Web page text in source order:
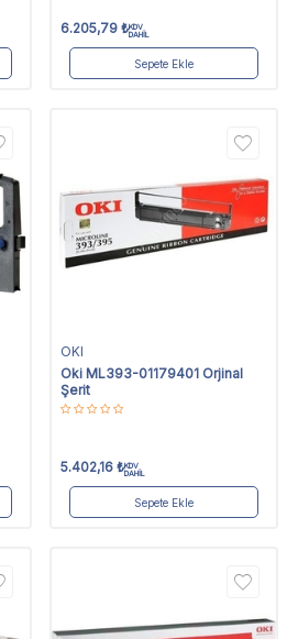
6.205,79 ₺KDV
DAHİL
Sepete Ekle
OKI
Oki ML393-01179401 Orjinal
Şerit
5.402,16 ₺KDV
DAHİL
Sepete Ekle